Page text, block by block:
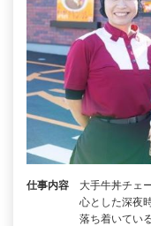
仕事内容
大手牛丼チェ
心とした深夜
落ち着いてい